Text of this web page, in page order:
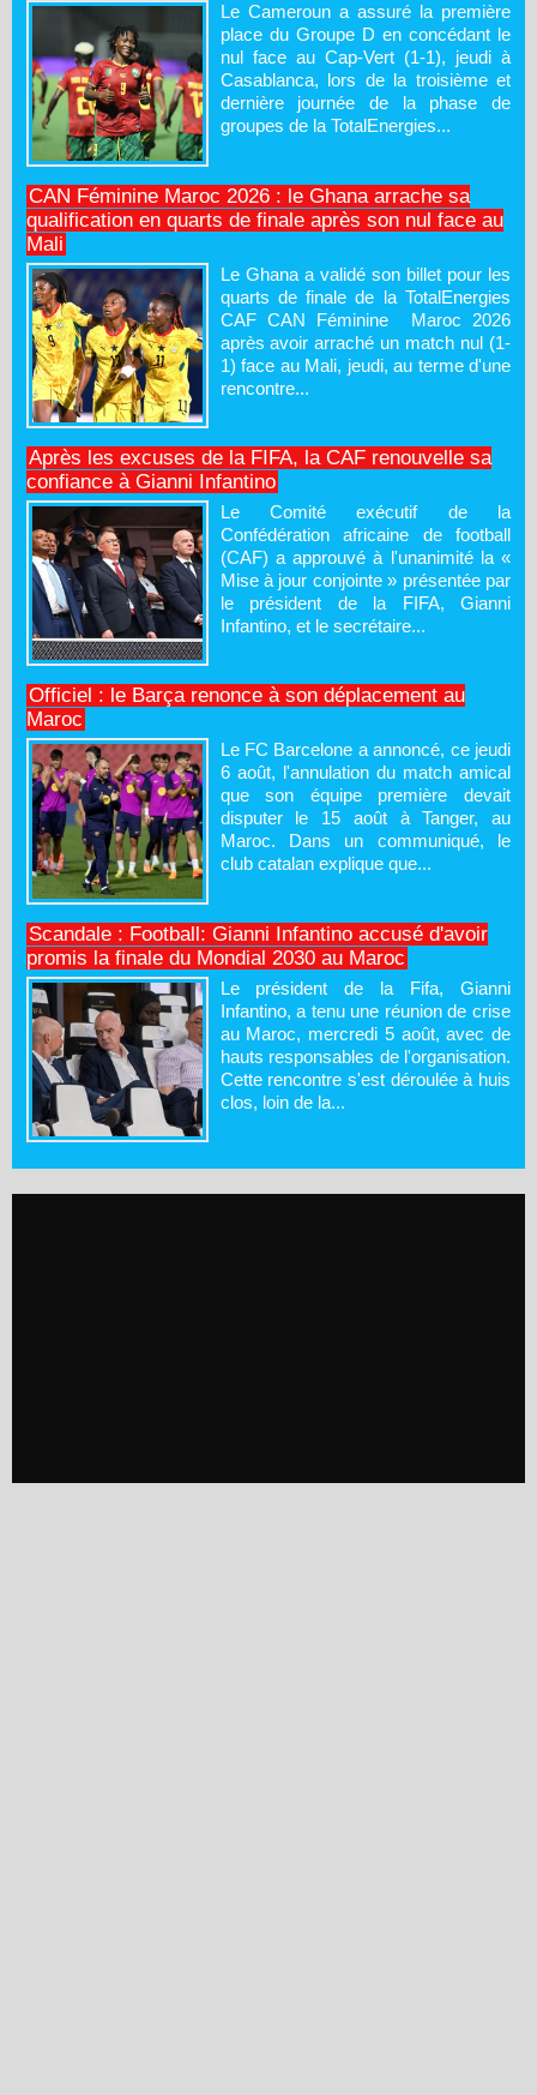
Le Cameroun a assuré la première
place du Groupe D en concédant le
nul face au Cap-Vert (1-1), jeudi à
Casablanca, lors de la troisième et
dernière journée de la phase de
groupes de la TotalEnergies...
CAN Féminine Maroc 2026 : le Ghana arrache sa
qualification en quarts de finale après son nul face au
Mali
Le Ghana a validé son billet pour les
quarts de finale de la TotalEnergies
CAF CAN Féminine Maroc 2026
après avoir arraché un match nul (1-
1) face au Mali, jeudi, au terme d'une
rencontre...
Après les excuses de la FIFA, la CAF renouvelle sa
confiance à Gianni Infantino
Le Comité exécutif de la
Confédération africaine de football
(CAF) a approuvé à l'unanimité la «
Mise à jour conjointe » présentée par
le président de la FIFA, Gianni
Infantino, et le secrétaire...
Officiel : le Barça renonce à son déplacement au
Maroc
Le FC Barcelone a annoncé, ce jeudi
6 août, l'annulation du match amical
que son équipe première devait
disputer le 15 août à Tanger, au
Maroc. Dans un communiqué, le
club catalan explique que...
Scandale : Football: Gianni Infantino accusé d'avoir
promis la finale du Mondial 2030 au Maroc
Le président de la Fifa, Gianni
Infantino, a tenu une réunion de crise
au Maroc, mercredi 5 août, avec de
hauts responsables de l'organisation.
Cette rencontre s'est déroulée à huis
clos, loin de la...